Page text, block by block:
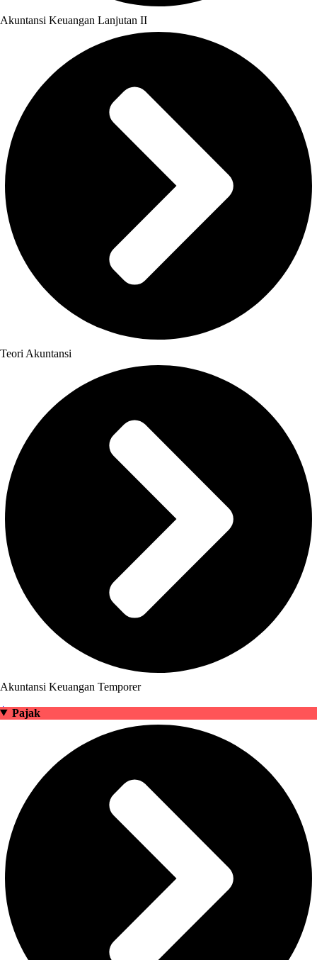
Akuntansi Keuangan Lanjutan II
Teori Akuntansi
Akuntansi Keuangan Temporer
Pajak